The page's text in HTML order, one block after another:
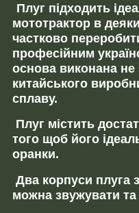
Плуг підходить
мототрактор в
частково
професійним
основа виконана не
китайського
сплаву.
Плуг містить
того щоб його
оранки.
Два корпуси плуга
можна звужувати